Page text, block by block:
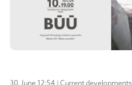
30. June 12:54 | Current developments